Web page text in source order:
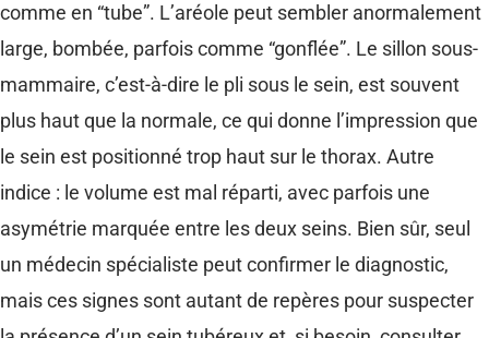
comme en “tube”. L’aréole peut sembler anormalement
large, bombée, parfois comme “gonflée”. Le sillon sous-
mammaire, c’est-à-dire le pli sous le sein, est souvent
plus haut que la normale, ce qui donne l’impression que
le sein est positionné trop haut sur le thorax. Autre
indice : le volume est mal réparti, avec parfois une
asymétrie marquée entre les deux seins. Bien sûr, seul
un médecin spécialiste peut confirmer le diagnostic,
mais ces signes sont autant de repères pour suspecter